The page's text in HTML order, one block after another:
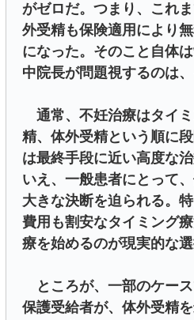
がゼロだ。つまり、これ
外受精も保険適用により
になった。そのこと自体
中院長が問題視するのは
通常、不妊治療はタイ
精、体外受精という順に
は最終手段に近い高度な
いえ、一般患者にとって
大きな決断を迫られる。
費用も割安なタイミング
療を始めるのが現実的な選
ところが、一部のケー
保護受給者が、体外受精